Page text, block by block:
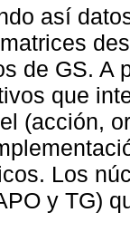
así
de GS. A
que
(acción,
Los
y TG)